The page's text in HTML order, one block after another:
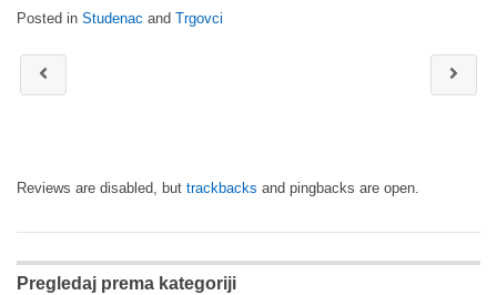
Posted in Studenac and Trgovci
Reviews are disabled, but trackbacks and pingbacks are open.
Pregledaj prema kategoriji